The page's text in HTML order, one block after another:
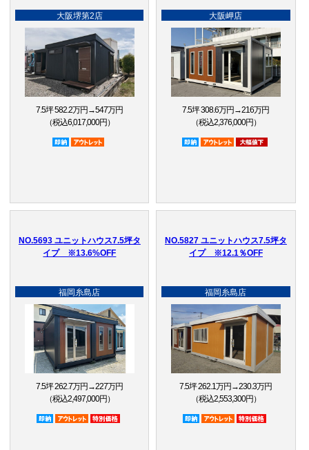
大阪堺第2店
7.5坪 582.2万円→547万円
（税込6,017,000円）
即納品
大阪岬店
7.5坪 308.6万円→216万円
（税込2,376,000円）
即納品
アウトレット品
大幅値下
NO.5693 ユニットハウス7.5坪タ
イプ ※13.6%OFF
福岡糸島店
7.5坪 262.7万円→227万円
（税込2,497,000円）
即納品
アウトレット品
NO.5827 ユニットハウス7.5坪タ
イプ ※12.1％OFF
福岡糸島店
7.5坪 262.1万円→230.3万円
（税込2,553,300円）
即納品
アウトレット品